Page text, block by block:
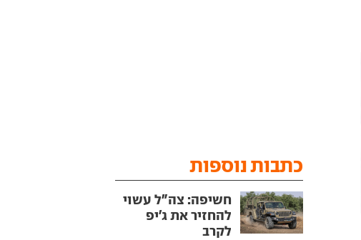
כתבות נוספות
חשיפה: צה"ל עשוי
להחזיר את ג'יפ
לקרב